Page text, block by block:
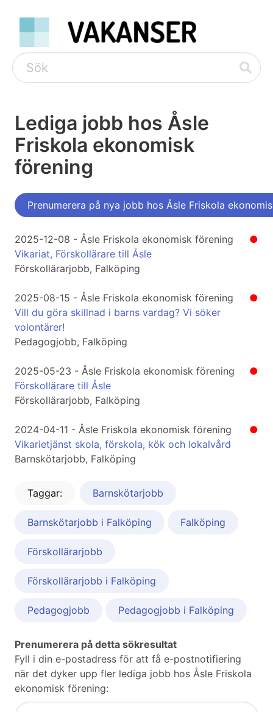
Lediga jobb hos Åsle
Friskola ekonomisk
förening
Prenumerera på nya jobb hos Åsle Friskola
●
2025-12-08 - Åsle Friskola ekonomisk förening
Vikariat, Förskollärare till Åsle
Förskollärarjobb, Falköping
●
2025-08-15 - Åsle Friskola ekonomisk förening
Vill du göra skillnad i barns vardag? Vi söker
volontärer!
Pedagogjobb, Falköping
●
2025-05-23 - Åsle Friskola ekonomisk förening
Förskollärare till Åsle
Förskollärarjobb, Falköping
●
2024-04-11 - Åsle Friskola ekonomisk förening
Vikarietjänst skola, förskola, kök och lokalvård
Barnskötarjobb, Falköping
Taggar: Barnskötarjobb
Barnskötarjobb i Falköping Falköping
Förskollärarjobb
Förskollärarjobb i Falköping
Pedagogjobb Pedagogjobb i Falköping
Prenumerera på detta sökresultat
Fyll i din e-postadress för att få e-postnotifiering
när det dyker upp fler lediga jobb hos Åsle Friskola
ekonomisk förening: